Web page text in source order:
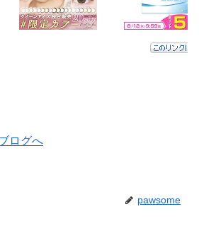
pawsome